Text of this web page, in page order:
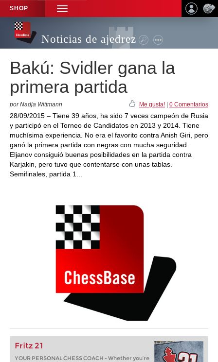
SHOP
TOGGLE
NAVIGATION
Noticias de ajedrez
Bakú: Svidler gana la
primera partida
por Nadja Wittmann Me gusta! 0 Comentarios
28/09/2015 – Tiene 39 años, ha sido 7 veces campeón de Rusia
y participó en el Torneo de Candidatos en 2013 y 2014. Tiene
muchísima experiencia. No era el favorito contra Anish Giri, pero
ganó la primera partida con negras con mucha seguridad.
Eljanov consiguió buenas posibilidades en la partida contra
Karjakin, pero tuvo que contentarse con unas tablas.
Semifinales, partida 1...
Fritz 21
YOUR PERSONAL CHESS COACH - Whether you’re